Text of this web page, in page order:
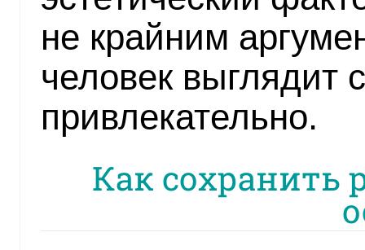
не крайним
человек выглядит
привлекательно.
Как сохранить